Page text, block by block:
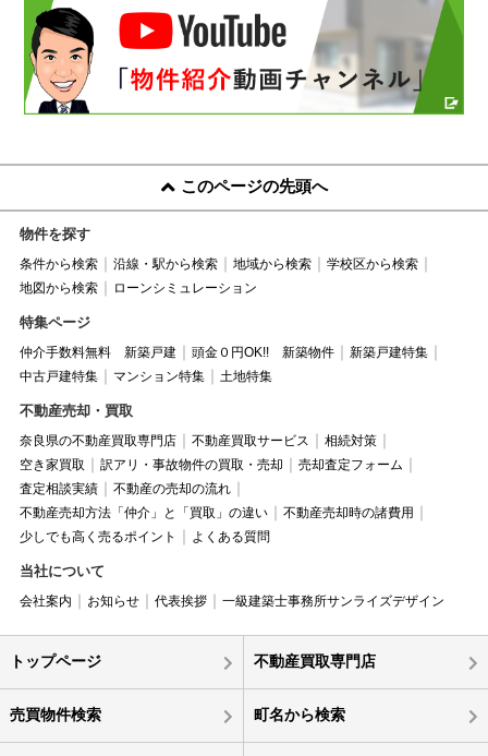
このページの先頭へ
物件を探す
条件から検索 沿線・駅から検索 地域から検索
学校区から検索
地図から検索
ローンシミュレーション
特集ページ
仲介手数料無料 新築戸建 頭金０円OK!! 新築物件
新築戸建特集
中古戸建特集
マンション特集 土地特集
不動産売却・買取
奈良県の不動産買取専門店 不動産買取サービス
相続対策
空き家買取
訳アリ・事故物件の買取・売却
売却査定フォーム
査定相談実績
不動産の売却の流れ
不動産売却方法「仲介」と「買取」の違い
不動産売却時の諸費用
少しでも高く売るポイント
よくある質問
当社について
会社案内 お知らせ 代表挨拶 一級建築士事務所サンライズデザイン
トップページ 不動産買取専門店
売買物件検索 町名から検索